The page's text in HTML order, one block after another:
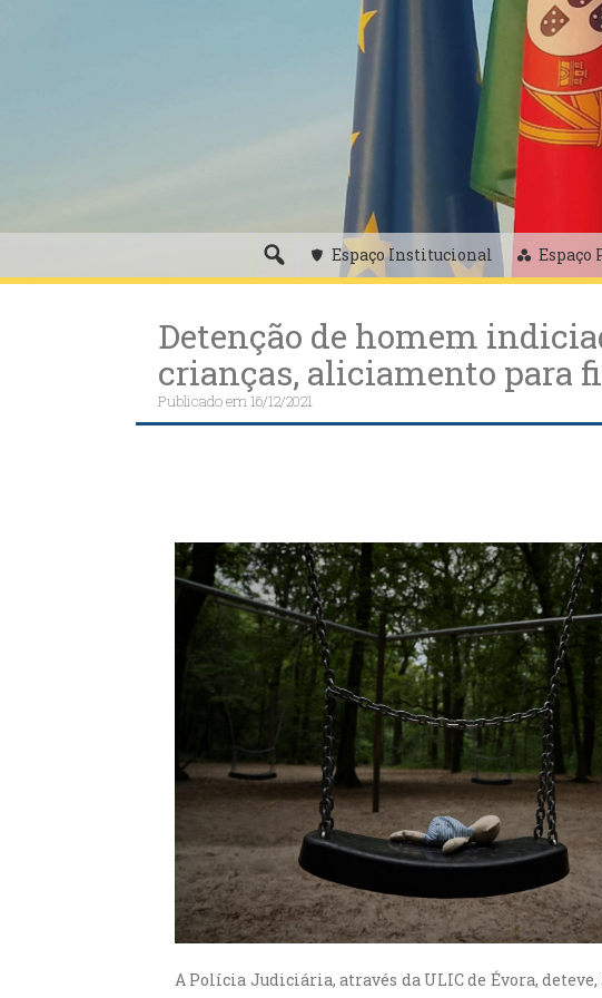
Espaço Institucional Espaço
Detenção de homem
crianças, aliciamento para
Publicado em16/12/2021
A Polícia Judiciária, através da ULIC de Évora,